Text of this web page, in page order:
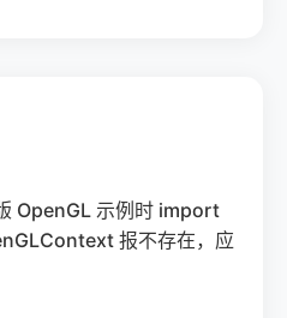
OpenGL 示例时 import
报不存在，应